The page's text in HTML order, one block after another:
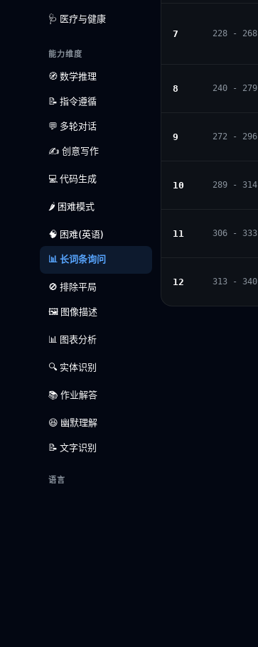
🩺 医疗与健康
能力维度
🧭 数学推理
📝 指令遵循
💬 多轮对话
✍️ 创意写作
💻 代码生成
🌶️ 困难模式
🧠 困难(英语)
📊 长词条询问
🚫 排除平局
🖼️ 图像描述
📊 图表分析
🔍 实体识别
📚 作业解答
😆 幽默理解
📝 文字识别
语言
7 228 - 268
8 240 - 279
9 272 - 296
10 289 - 314
11 306 - 333
12 313 - 340